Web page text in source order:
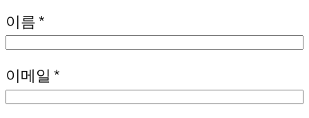
이름*
이메일 *